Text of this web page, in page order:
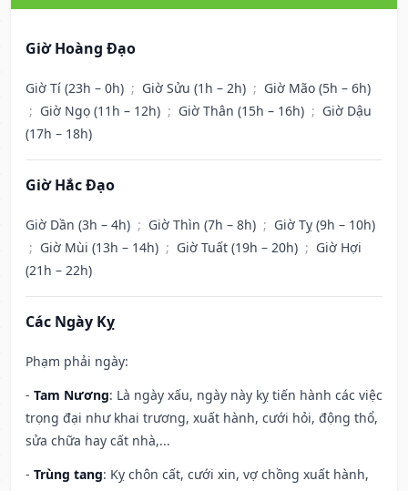
Giờ Hoàng Đạo
Giờ Tí (23h – 0h) ; Giờ Sửu (1h – 2h) ; Giờ Mão (5h – 6h)
; Giờ Ngọ (11h – 12h) ; Giờ Thân (15h – 16h) ; Giờ Dậu
(17h – 18h)
Giờ Hắc Đạo
Giờ Dần (3h – 4h) ; Giờ Thìn (7h – 8h) ; Giờ Tỵ (9h – 10h)
; Giờ Mùi (13h – 14h) ; Giờ Tuất (19h – 20h) ; Giờ Hợi
(21h – 22h)
Các Ngày Kỵ
Phạm phải ngày:
- Tam Nương: Là ngày xấu, ngày này kỵ tiến hành các việc
trọng đại như khai trương, xuất hành, cưới hỏi, động thổ,
sửa chữa hay cất nhà,...
- Trùng tang: Kỵ chôn cất, cưới xin, vợ chồng xuất hành,